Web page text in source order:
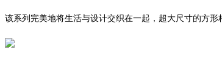
该系列完美地将生活与设计交织在一起，超大尺寸的方